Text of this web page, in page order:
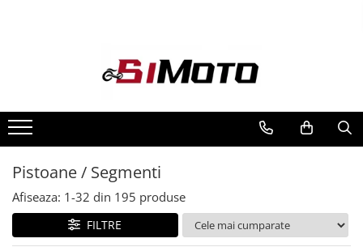
MOTOCICLETE & ATV
ECHIPAMENTE
Echipament Strada
Camasi
Cizme & Ghete
Geci
Manusi
Pistoane / Segmenti
Afiseaza: 1-32 din 195 produse
FILTRE